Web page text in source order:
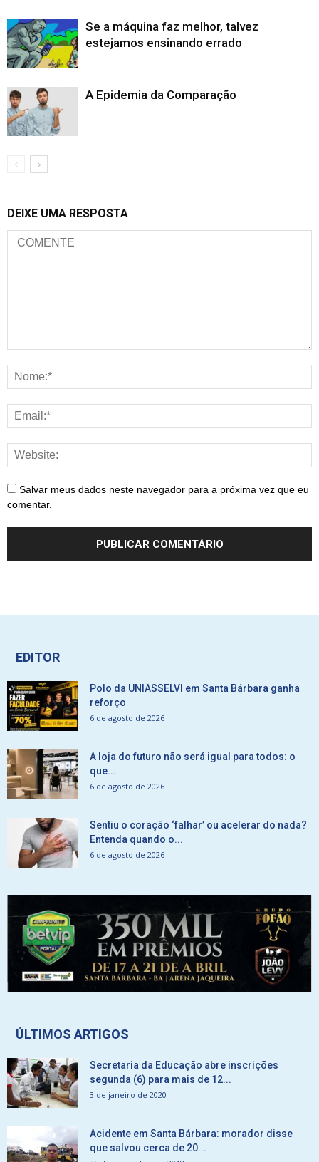
Se a máquina faz melhor, talvez
estejamos ensinando errado
A Epidemia da Comparação
DEIXE UMA RESPOSTA
Salvar meus dados neste navegador para a próxima vez que eu
comentar.
EDITOR
Polo da UNIASSELVI em Santa Bárbara ganha
reforço
6 de agosto de 2026
A loja do futuro não será igual para todos: o
que...
6 de agosto de 2026
Sentiu o coração ‘falhar’ ou acelerar do nada?
Entenda quando o...
6 de agosto de 2026
ÚLTIMOS ARTIGOS
Secretaria da Educação abre inscrições
segunda (6) para mais de 12...
3 de janeiro de 2020
Acidente em Santa Bárbara: morador disse
que salvou cerca de 20...